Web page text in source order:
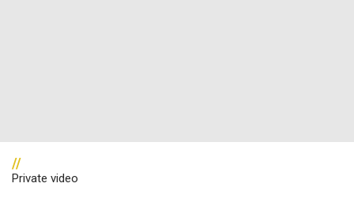
//
Private video